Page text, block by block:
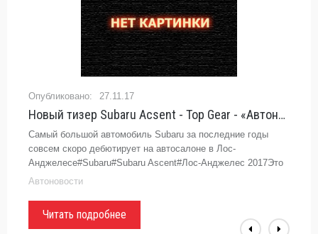
27.11.17
Новый тизер Subaru Acsent - Top Gear - «Автоновости»
Самый большой автомобиль Subaru за последние годы
совсем скоро дебютирует на автосалоне в Лос-
Анджелесе#Subaru#Subaru Ascent#Лос-Анджелес 2017Это
тизер - всем тизерам тизер. Теперь можно более-менее
Автоновости
Читать подробнее